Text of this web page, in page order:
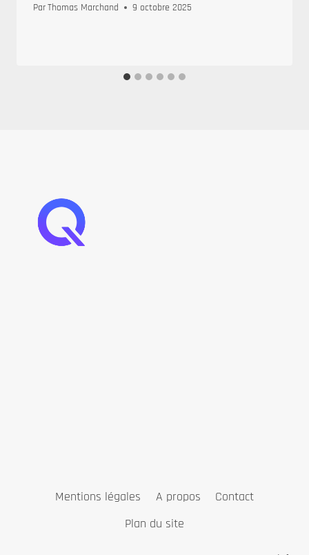
ParThomas Marchand 9 octobre 2025
Mentions légales A propos
Contact
Plan du site